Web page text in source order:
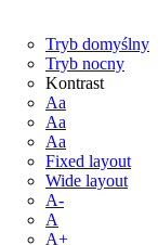
Tryb domyślny
Tryb nocny
Kontrast
Aa
Aa
Aa
Fixed layout
Wide layout
A-
A
A+